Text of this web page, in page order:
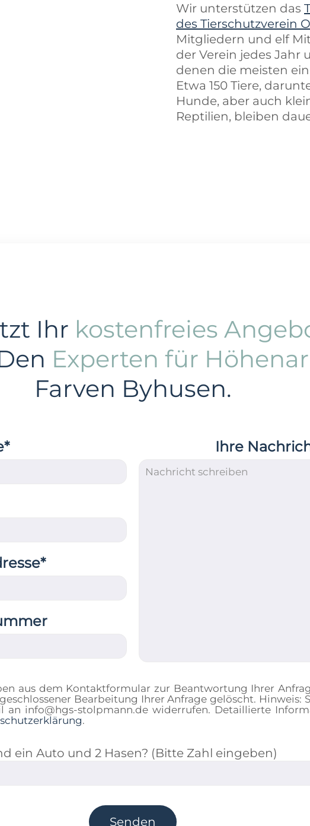
Wir unterstützen das
des Tierschutzverein
Mitgliedern und elf
der Verein jedes Jahr
denen die meisten
Etwa 150 Tiere,
Hunde, aber auch
Reptilien, bleiben
Ihr kostenfreies
Experten für
Farven Byhusen.
Ihre
aus dem Kontaktformular zur Beantwortung Ihrer
Bearbeitung Ihrer Anfrage gelöscht. Hinweis:
an info@hgs-stolpmann.de widerrufen. Detaillierte
.
ein Auto und 2 Hasen? (Bitte Zahl eingeben)